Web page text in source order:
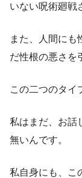
いない呪術廻戦
また、人間にも
だ性根の悪さを
この二つのタ
私はまだ、お話
無いんです。
私自身にも、こ